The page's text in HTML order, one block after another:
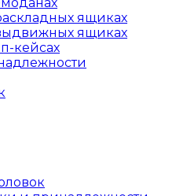
ящиках
ящиках
кейсах